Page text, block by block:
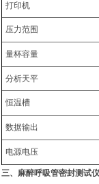
打印机
压力范围
量杯容量
分析天平
恒温槽
数据输出
电源电压
三、 麻醉呼吸管密封测试仪